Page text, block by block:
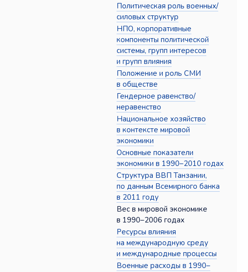
Политическая роль военных/
силовых структур
НПО, корпоративные
компоненты политической
системы, групп интересов
и групп влияния
Положение и роль СМИ
в обществе
Гендерное равенство/
неравенство
Национальное хозяйство
в контексте мировой
экономики
Основные показатели
экономики в 1990–2010 годах
Структура ВВП Танзании,
по данным Всемирного банка
в 2011 году
Вес в мировой экономике
в 1990–2006 годах
Ресурсы влияния
на международную среду
и международные процессы
Военные расходы в 1990–